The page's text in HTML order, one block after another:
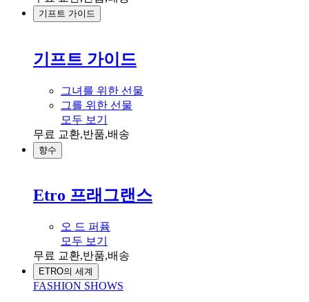
기프트 가이드
기프트 가이드
그녀를 위한 선물
그를 위한 선물
모두 보기
무료 교환,반품,배송
향수
Etro 프래그랜스
오 드 퍼퓸
모두 보기
무료 교환,반품,배송
ETRO의 세계
FASHION SHOWS